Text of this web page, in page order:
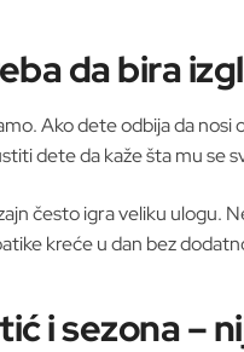
da bira
Ako dete odbija da
dete da kaže šta mu se
često igra veliku ulogu.
kreće u dan bez
i sezona –